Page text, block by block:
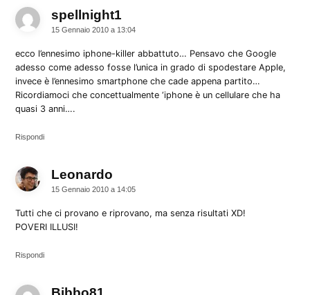
spellnight1
15 Gennaio 2010 a 13:04
ecco l’ennesimo iphone-killer abbattuto… Pensavo che Google
adesso come adesso fosse l’unica in grado di spodestare Apple,
invece è l’ennesimo smartphone che cade appena partito…
Ricordiamoci che concettualmente ‘iphone è un cellulare che ha
quasi 3 anni….
Rispondi
Leonardo
15 Gennaio 2010 a 14:05
Tutti che ci provano e riprovano, ma senza risultati XD!
POVERI ILLUSI!
Rispondi